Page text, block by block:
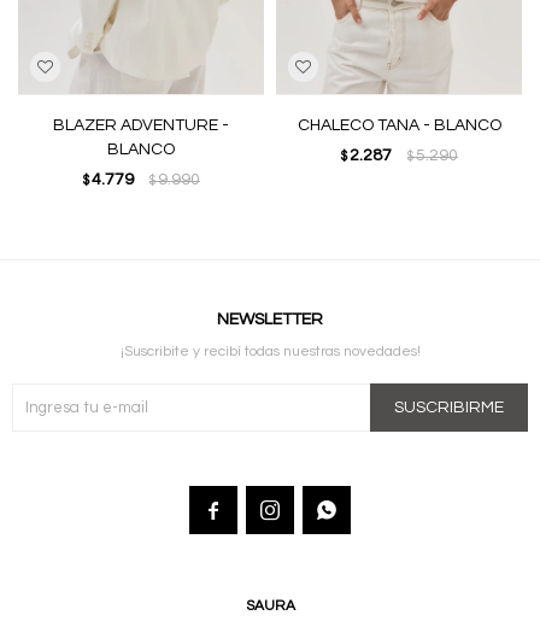
BLAZER ADVENTURE -
BLANCO
$ 4.779 $9.990
CHALECO TANA - BLANCO
$ 2.287 $5.290
SAURA
NEWSLETTER
¡Suscribite y recibí todas nuestras novedades!
SUSCRIBIRME
  